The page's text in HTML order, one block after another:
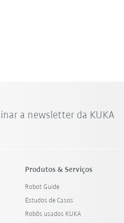
a newsletter da KUKA
Produtos & Serviços
Robot Guide
Estudos de Casos
Robôs usados KUKA